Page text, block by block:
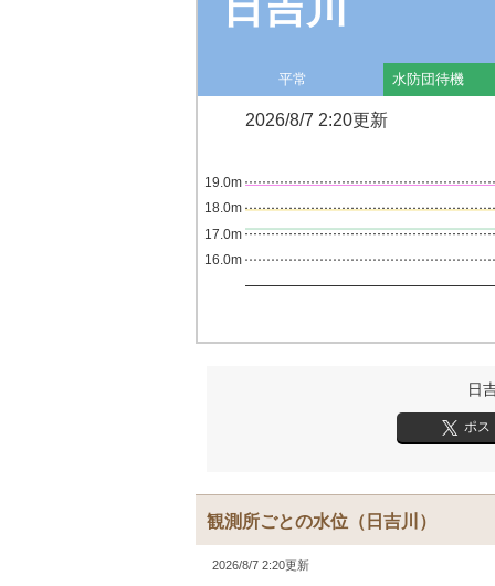
平常 水防団待機
2026/8/7 2:20更新
16.0m
17.0m
18.0m
19.0m
日
ポス
観測所ごとの水位 （日吉川）
2026/8/7 2:20更新